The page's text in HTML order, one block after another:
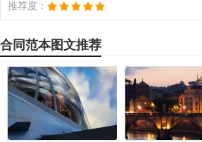
推荐度：
合同范本图文推荐